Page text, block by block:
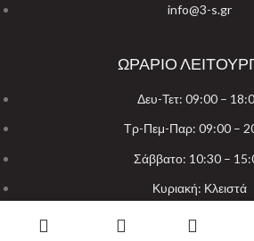
info@3-s.gr
ΩΡΑΡΙΟ
Δευ-Τετ: 09:00 –
Τρ-Πεμ-Παρ: 09:00 –
Σάββατο: 10:30 –
Κυριακή: Κλειστά